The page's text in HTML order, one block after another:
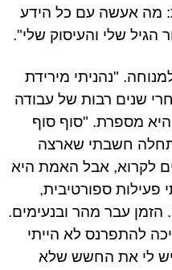
מה אעשה עם כל הידע
הגיל שלי והעיסוק שלי".
"נהניתי מירידת
שנים רבות של עבודה
היא מספרת. "סוף סוף
חשבתי שארצה
לקרוא, אבל האמת היא
ספורטיבית,
עבר מהר ובנעימים.
להתפרנס לא הייתי
יש לי את החשש שלא